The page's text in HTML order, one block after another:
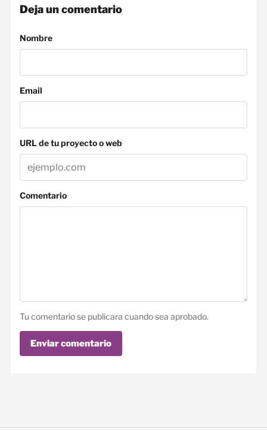
Deja un comentario
Nombre
Email
URL de tu proyecto o web
Comentario
Tu comentario se publicara cuando sea aprobado.
Enviar comentario